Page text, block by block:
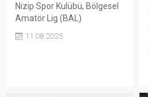
Nizip Spor Kulübü, Bölgesel
Amatör Lig (BAL)
mücadelesine bu sezon
devam etmeme kararı aldı.
11.08.2025